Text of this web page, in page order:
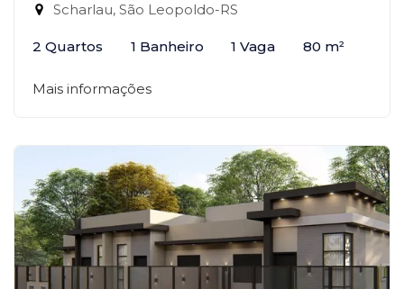
Scharlau, São Leopoldo-RS
2 Quartos 1 Banheiro 1 Vaga 80 m²
Mais informações